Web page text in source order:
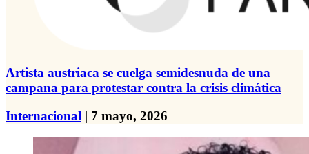
Artista austriaca se cuelga semidesnuda de una
campana para protestar contra la crisis climática
Internacional | 7 mayo, 2026